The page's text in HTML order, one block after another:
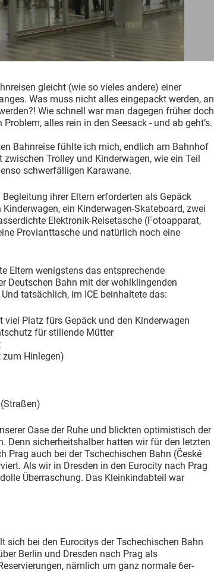
gleicht (wie so vieles andere) einer
Was muss nicht alles eingepackt werden, an
Wie schnell war man dagegen früher doch
alles rein in den Seesack - und ab geht’s.
Bahnreise fühlte ich mich, endlich am Bahnhof
Trolley und Kinderwagen, wie ein Teil
schwerfälligen Karawane.
ihrer Eltern erforderten als Gepäck
ein Kinderwagen-Skateboard, zwei
Elektronik-Reisetasche (Fotoapparat,
Provianttasche und natürlich noch eine
Eltern wenigstens das entsprechende
Deutschen Bahn mit der wohlklingenden
tatsächlich, im ICE beinhaltete das:
viel Platz fürs Gepäck und den Kinderwagen
für stillende Mütter
zum Hinlegen)
Oase der Ruhe und blickten optimistisch der
Denn sicherheitshalber hatten wir für den letzten
Prag auch bei der Tschechischen Bahn (České
Als wir in Dresden in den Eurocity nach Prag
Überraschung. Das Kleinkindabteil war
sich bei den Eurocitys der Tschechischen Bahn
Berlin und Dresden nach Prag als
nämlich um ganz normale 6er-